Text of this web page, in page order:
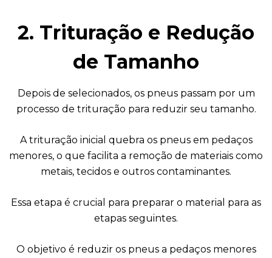
2. Trituração e Redução
de Tamanho
Depois de selecionados, os pneus passam por um
processo de trituração para reduzir seu tamanho.
A trituração inicial quebra os pneus em pedaços
menores, o que facilita a remoção de materiais como
metais, tecidos e outros contaminantes.
Essa etapa é crucial para preparar o material para as
etapas seguintes.
O objetivo é reduzir os pneus a pedaços menores